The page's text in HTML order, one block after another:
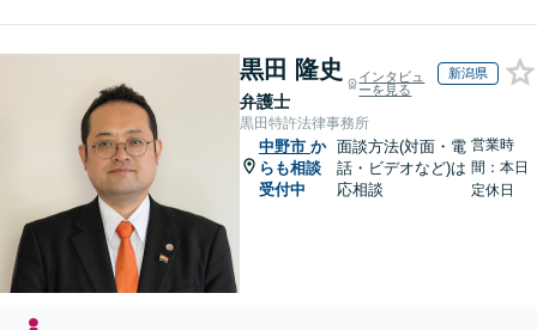
黒田 隆史
弁護士
インタビュ
ーを見る
新潟県
黒田特許法律事務所
中野市 か
らも相談
受付中
面談方法(対面・電
話・ビデオなど)は
応相談
営業時
間：本日
定休日